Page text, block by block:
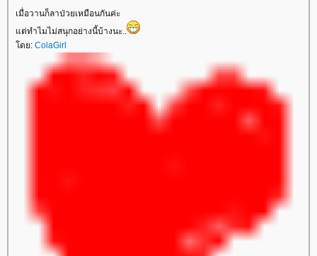
เมื่อวานก็ลาป่วยเหมือนกันค่ะ
แต่ทำไมไม่สนุกอย่างนี้บ้างนะ..
โดย: ColaGirl